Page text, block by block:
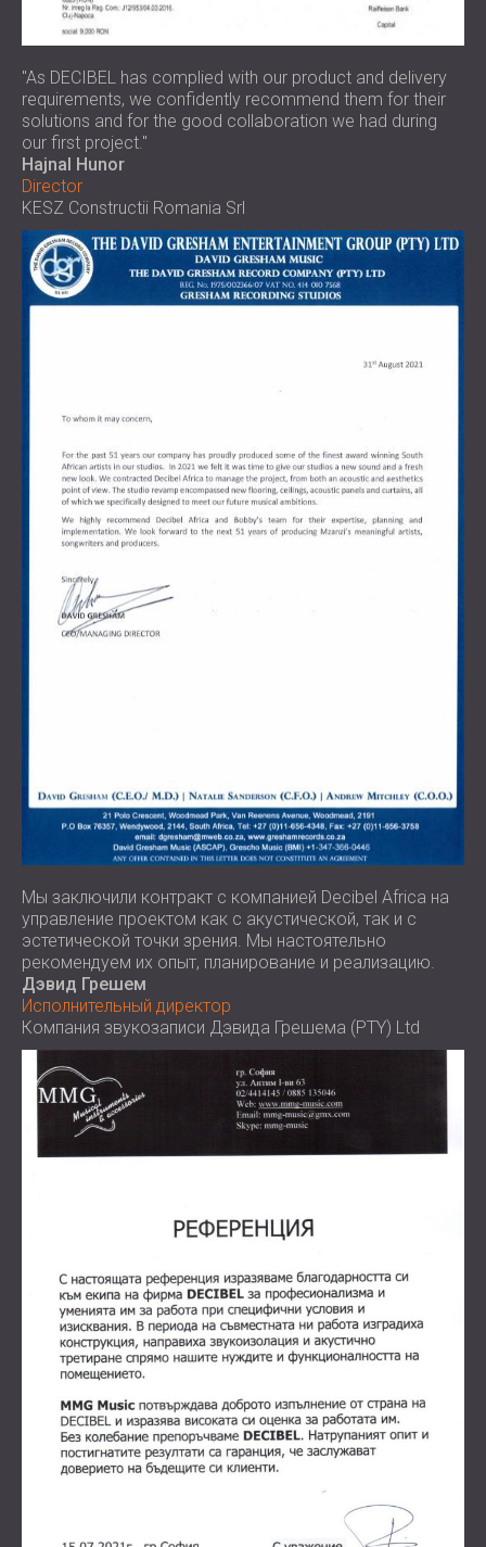
"As DECIBEL has complied with our product and delivery
requirements, we confidently recommend them for their
solutions and for the good collaboration we had during
our first project."
Hajnal Hunor
Director
KESZ Constructii Romania Srl
Мы заключили контракт с компанией Decibel Africa на
управление проектом как с акустической, так и с
эстетической точки зрения. Мы настоятельно
рекомендуем их опыт, планирование и реализацию.
Дэвид Грешем
Исполнительный директор
Компания звукозаписи Дэвида Грешема (PTY) Ltd